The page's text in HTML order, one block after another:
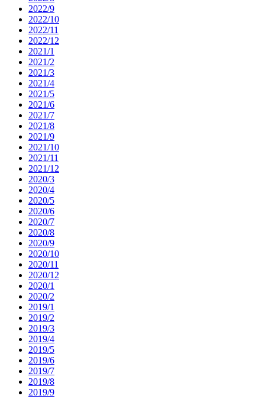
2022/9
2022/10
2022/11
2022/12
2021/1
2021/2
2021/3
2021/4
2021/5
2021/6
2021/7
2021/8
2021/9
2021/10
2021/11
2021/12
2020/3
2020/4
2020/5
2020/6
2020/7
2020/8
2020/9
2020/10
2020/11
2020/12
2020/1
2020/2
2019/1
2019/2
2019/3
2019/4
2019/5
2019/6
2019/7
2019/8
2019/9